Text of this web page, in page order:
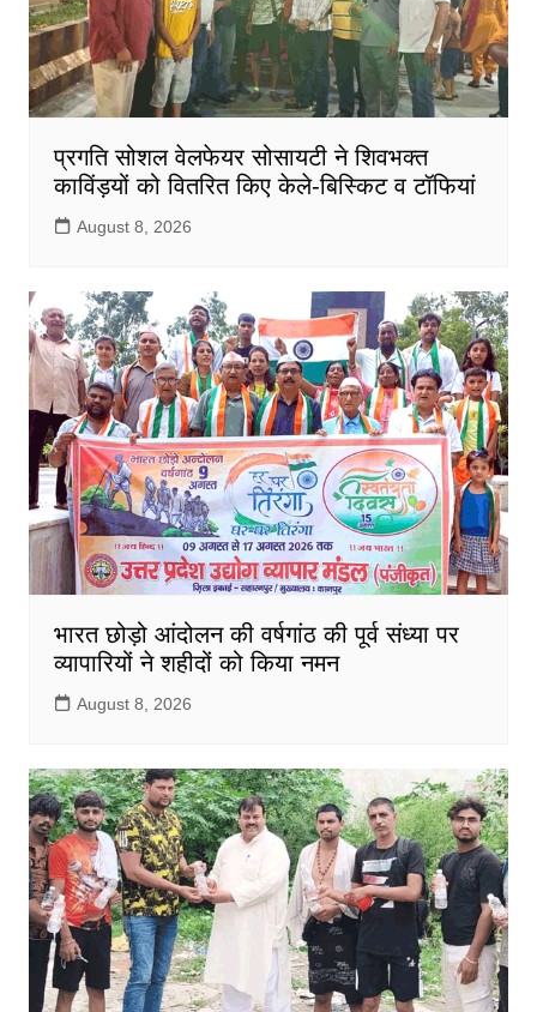
प्रगति सोशल वेलफेयर सोसायटी ने शिवभक्त
काविंड़यों को वितरित किए केले-बिस्किट व टॉफियां
August 8, 2026
भारत छोड़ो आंदोलन की वर्षगांठ की पूर्व संध्या पर
व्यापारियों ने शहीदों को किया नमन
August 8, 2026